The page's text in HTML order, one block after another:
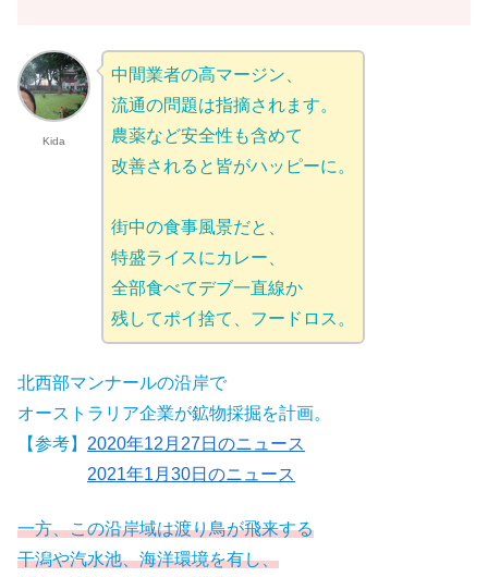
Kida
中間業者の高マージン、
流通の問題は指摘されます。
農薬など安全性も含めて
改善されると皆がハッピーに。
街中の食事風景だと、
特盛ライスにカレー、
全部食べてデブ一直線か
残してポイ捨て、フードロス。
北西部マンナールの沿岸で
オーストラリア企業が鉱物採掘を計画。
【参考】 2020年12月27日のニュース
2021年1月30日 のニュース
一方、この沿岸域は渡り鳥が飛来する
干潟や汽水池、海洋環境を有し、